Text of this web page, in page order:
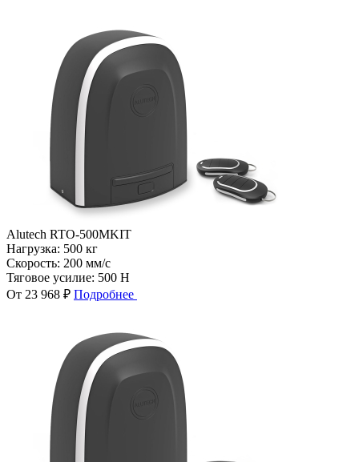
Alutech RTO-500MKIT
Нагрузка: 500 кг
Скорость: 200 мм/с
Тяговое усилие: 500 Н
От 23 968 ₽ Подробнее